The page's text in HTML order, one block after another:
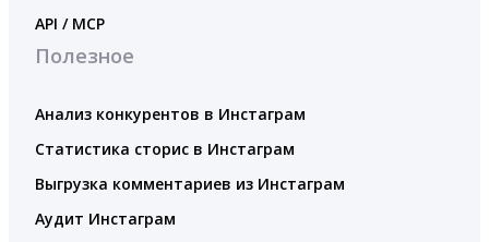
API / MCP
Полезное
Анализ конкурентов в Инстаграм
Статистика сторис в Инстаграм
Выгрузка комментариев из Инстаграм
Аудит Инстаграм